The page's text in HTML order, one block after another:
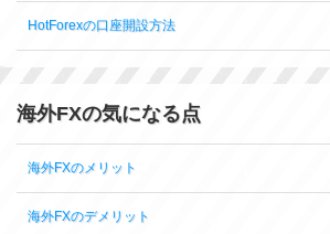
HotForexの口座開設方法
海外FXの気になる点
海外FXのメリット
海外FXのデメリット